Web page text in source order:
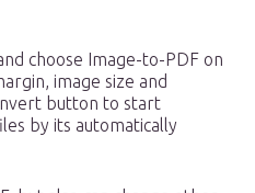
choose Image-to-PDF on
image size and
button to start
by its automatically